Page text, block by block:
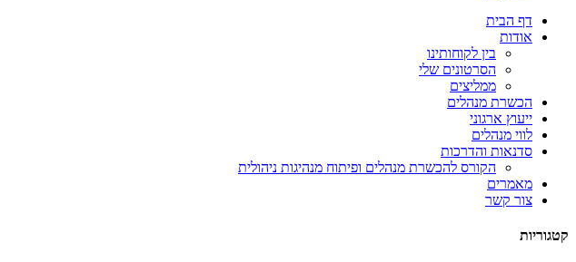
דף הבית
אודות
בין לקוחותינו
הסרטונים שלי
ממליצים
הכשרת מנהלים
ייעוץ ארגוני
לווי מנהלים
סדנאות והדרכות
הקורס להכשרת מנהלים ופיתוח מנהיגות ניהולית
מאמרים
צור קשר
קטגוריות